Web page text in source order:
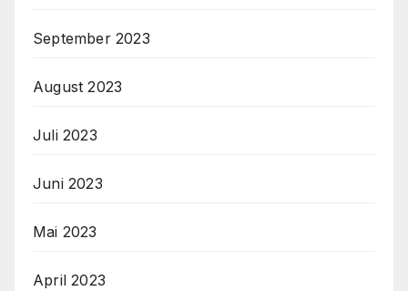
September 2023
August 2023
Juli 2023
Juni 2023
Mai 2023
April 2023